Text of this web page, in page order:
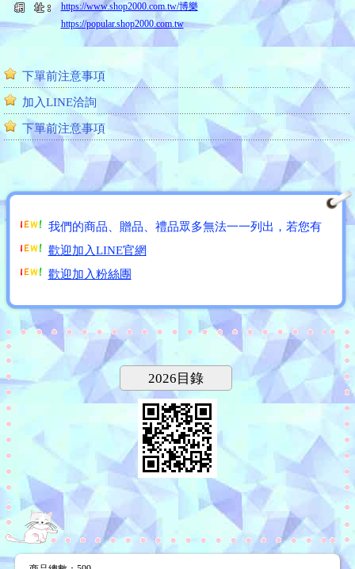
https://www.shop2000.com.tw/博樂
https://popular.shop2000.com.tw
加入LINE洽詢
下單前注意事項
加入LINE洽詢
下單前注意事項
價格為參考價格唷!!如需訂購商品請另洽詢!!
我們的商品、贈品、禮品眾多無法一一列出，若您有
需求，歡迎洽詢。
歡迎加入LINE官網
歡迎加入粉絲團
價格為參考價格唷!!如需訂購商品請另洽詢!!
需求，歡迎洽詢。
歡迎加入LINE官網
歡迎加入粉絲團
價格為參考價格唷!!如需訂購商品請另洽詢!!
需求，歡迎洽詢。
歡迎加入LINE官網
歡迎加入粉絲團
2026目錄